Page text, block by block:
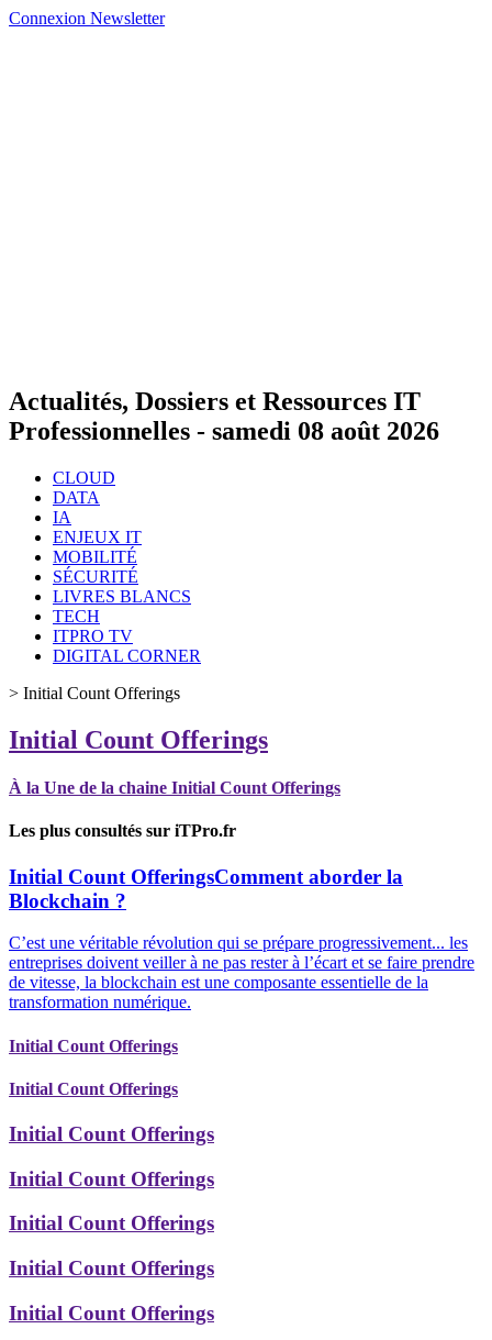
Connexion Newsletter
Actualités, Dossiers et Ressources IT
Professionnelles - samedi 08 août 2026
CLOUD
DATA
IA
ENJEUX IT
MOBILITÉ
SÉCURITÉ
LIVRES BLANCS
TECH
ITPRO TV
DIGITAL CORNER
> Initial Count Offerings
Initial Count Offerings
À la Une de la chaine Initial Count Offerings
Les plus consultés sur iTPro.fr
Initial Count OfferingsComment aborder la
Blockchain ?
C’est une véritable révolution qui se prépare progressivement... les
entreprises doivent veiller à ne pas rester à l’écart et se faire prendre
de vitesse, la blockchain est une composante essentielle de la
transformation numérique.
Initial Count Offerings
Initial Count Offerings
Initial Count Offerings
Initial Count Offerings
Initial Count Offerings
Initial Count Offerings
Initial Count Offerings